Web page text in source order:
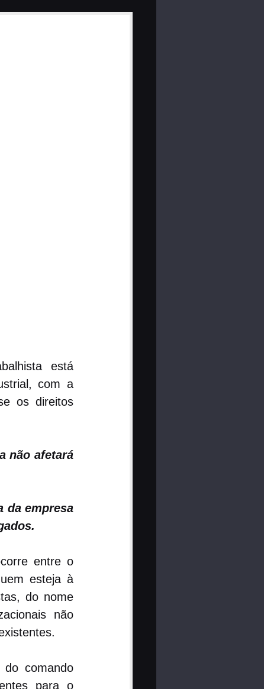
está
com a
os direitos
não afetará
da empresa
entre o
esteja à
do nome
não
comando
para o